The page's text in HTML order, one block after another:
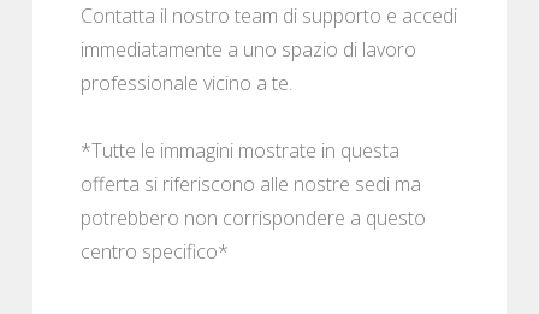
Contatta il nostro team di supporto e accedi
immediatamente a uno spazio di lavoro
professionale vicino a te.
*Tutte le immagini mostrate in questa
offerta si riferiscono alle nostre sedi ma
potrebbero non corrispondere a questo
centro specifico*